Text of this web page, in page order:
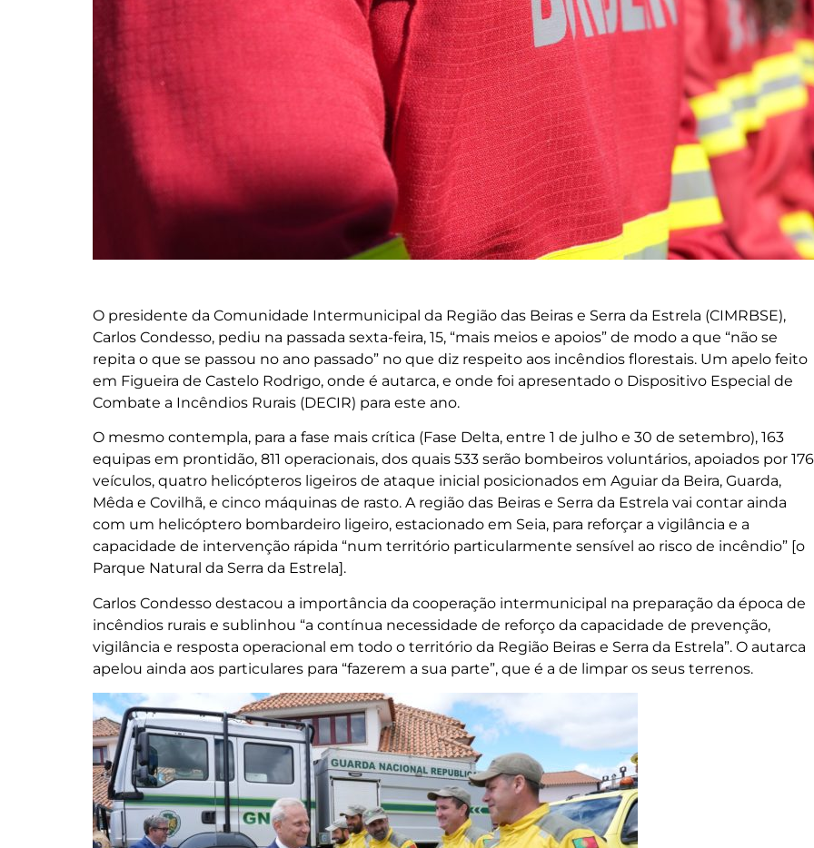
O presidente da Comunidade Intermunicipal da Região das Beiras e Serra da Estrela (CIMRBSE),
Carlos Condesso, pediu na passada sexta-feira, 15, “mais meios e apoios” de modo a que “não se
repita o que se passou no ano passado” no que diz respeito aos incêndios florestais. Um apelo feito
em Figueira de Castelo Rodrigo, onde é autarca, e onde foi apresentado o Dispositivo Especial de
Combate a Incêndios Rurais (DECIR) para este ano.
O mesmo contempla, para a fase mais crítica (Fase Delta, entre 1 de julho e 30 de setembro), 163
equipas em prontidão, 811 operacionais, dos quais 533 serão bombeiros voluntários, apoiados por 176
veículos, quatro helicópteros ligeiros de ataque inicial posicionados em Aguiar da Beira, Guarda,
Mêda e Covilhã, e cinco máquinas de rasto. A região das Beiras e Serra da Estrela vai contar ainda
com um helicóptero bombardeiro ligeiro, estacionado em Seia, para reforçar a vigilância e a
capacidade de intervenção rápida “num território particularmente sensível ao risco de incêndio” [o
Parque Natural da Serra da Estrela].
Carlos Condesso destacou a importância da cooperação intermunicipal na preparação da época de
incêndios rurais e sublinhou “a contínua necessidade de reforço da capacidade de prevenção,
vigilância e resposta operacional em todo o território da Região Beiras e Serra da Estrela”. O autarca
apelou ainda aos particulares para “fazerem a sua parte”, que é a de limpar os seus terrenos.